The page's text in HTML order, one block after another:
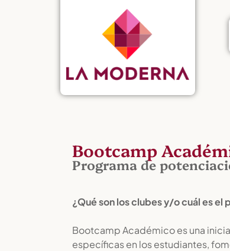
Bootcamp
Programa de
¿Qué son los clubes y/o cuál es el
Bootcamp Académico es una
específicas en los estudiantes,